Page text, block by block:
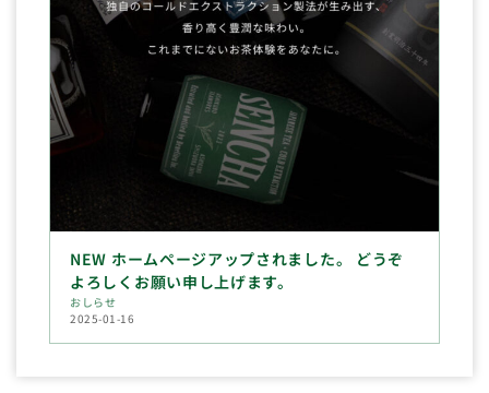
NEW ホームページアップされました。 どうぞ
よろしくお願い申し上げます。
おしらせ
2025-01-16